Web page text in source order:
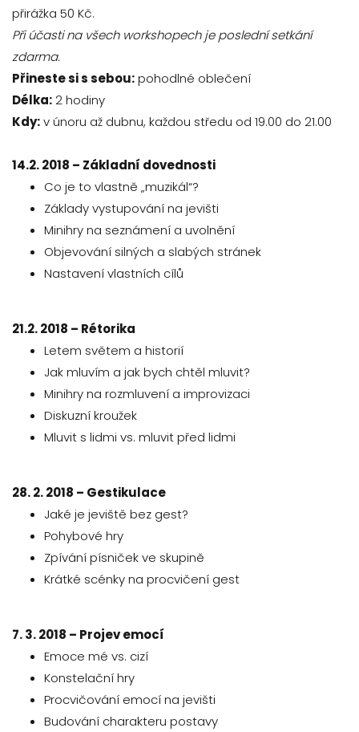
přirážka 50 Kč.
Při účasti na všech workshopech je poslední setkání
zdarma.
Přineste si s sebou:pohodlné oblečení
Délka: 2 hodiny
Kdy:v únoru až dubnu, každou středu od 19.00 do 21.00
14.2. 2018 – Základní dovednosti
Co je to vlastně „muzikál“?
Základy vystupování na jevišti
Minihry na seznámení a uvolnění
Objevování silných a slabých stránek
Nastavení vlastních cílů
21.2. 2018 – Rétorika
Letem světem a historií
Jak mluvím a jak bych chtěl mluvit?
Minihry na rozmluvení a improvizaci
Diskuzní kroužek
Mluvit s lidmi vs. mluvit před lidmi
28. 2. 2018 – Gestikulace
Jaké je jeviště bez gest?
Pohybové hry
Zpívání písniček ve skupině
Krátké scénky na procvičení gest
7. 3. 2018 – Projev emocí
Emoce mé vs. cizí
Konstelační hry
Procvičování emocí na jevišti
Budování charakteru postavy